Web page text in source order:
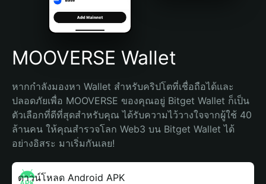
Português (Brasil)
Español (Argentina)
MOOVERSE Wallet
หากกำลังมองหา Wallet สำหรับคริปโตที่เชื่อถือได้และ
ปลอดภัยเพื่อ MOOVERSE ของคุณอยู่ Bitget Wallet ก็เป็น
ตัวเลือกที่ดีที่สุดสำหรับคุณ ได้รับความไว้วางใจจากผู้ใช้ 40
ล้านคน ให้คุณสำรวจโลก Web3 บน Bitget Wallet ได้
อย่างอิสระ มาเริ่มกันเลย!
ดาวน์โหลด Android APK